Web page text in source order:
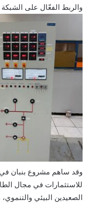
والربط الفعّال على الشبكة
وقد ساهم مشروع بنبان في
للاستثمارات في مجال
الصعيدين البيئي